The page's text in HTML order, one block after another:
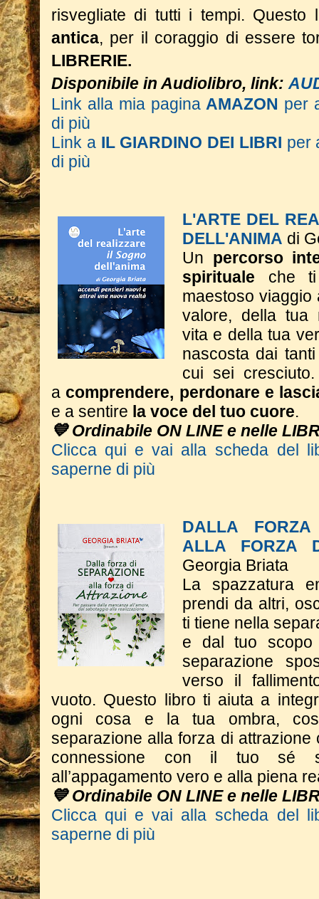
risvegliate di tutti i tempi.
antica, per il coraggio di essere
LIBRERIE.
Disponibile in Audiolibro, link:
Link alla mia pagina AMAZON per
di più
Link a IL GIARDINO DEI LIBRI per
di più
L'ARTE DEL
DELL'ANIMA di
Un percorso
spirituale che ti
maestoso viaggio
valore, della tua
vita e della tua
nascosta dai
cui sei
a comprendere, perdonare e
e a sentire la voce del tuo cuore.
💙 Ordinabile ON LINE e nelle
Clicca qui e vai alla scheda del
saperne di più
DALLA FORZA
ALLA FORZA
Georgia Briata
La spazzatura
prendi da altri,
ti tiene nella
e dal tuo
separazione
verso il
vuoto. Questo libro ti aiuta a
ogni cosa e la tua ombra,
separazione alla forza di attrazione
connessione con il tuo sé
all’appagamento vero e alla piena
💙 Ordinabile ON LINE e nelle
Clicca qui e vai alla scheda del
saperne di più